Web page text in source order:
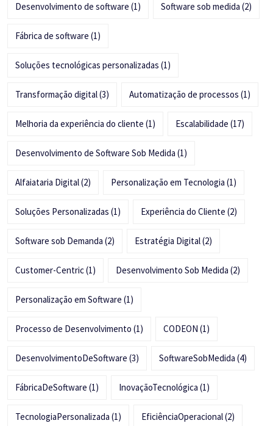
Desenvolvimento de software (1) Software sob medida (2)
Fábrica de software (1)
Soluções tecnológicas personalizadas (1)
Transformação digital(3) Automatização de processos (1)
Melhoria da experiência do cliente (1) Escalabilidade (17)
Desenvolvimento de Software Sob Medida (1)
Alfaiataria Digital(2) Personalização em Tecnologia (1)
Soluções Personalizadas (1) Experiência do Cliente (2)
Software sob Demanda (2) Estratégia Digital(2)
Customer-Centric(1) Desenvolvimento Sob Medida (2)
Personalização em Software (1)
Processo de Desenvolvimento (1) CODEON (1)
DesenvolvimentoDeSoftware (3) SoftwareSobMedida (4)
FábricaDeSoftware (1) InovaçãoTecnológica (1)
TecnologiaPersonalizada (1) EficiênciaOperacional(2)